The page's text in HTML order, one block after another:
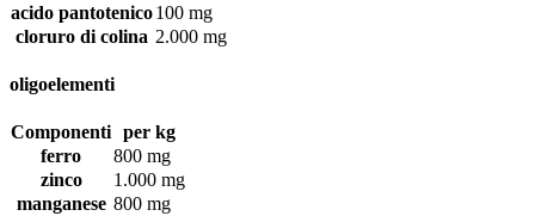
acido pantotenico100 mg
cloruro di colina 2.000 mg
oligoelementi
Componenti per kg
ferro
800 mg
zinco
1.000 mg
manganese 800 mg